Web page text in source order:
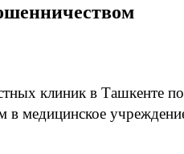
клиник в Ташкенте
в медицинское